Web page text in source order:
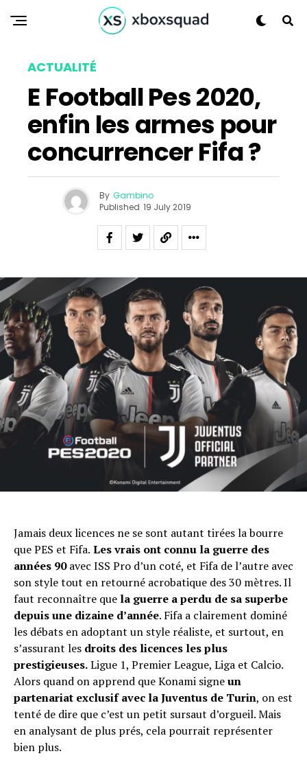
ACTUALITÉ
E Football Pes 2020,
enfin les armes pour
concurrencer Fifa ?
By Gambino
Published 19 July 2019
Jamais deux licences ne se sont autant tirées la bourre
que PES et Fifa. Les vrais ont connu la guerre des
années 90avec ISS Pro d’un coté, et Fifa de l’autre avec
son style tout en retourné acrobatique des 30 mètres. Il
faut reconnaître que la guerre a perdu de sa superbe
depuis une dizaine d’année. Fifa a clairement dominé
les débats en adoptant un style réaliste, et surtout, en
s’assurant les droits des licences les plus
prestigieuses.Ligue 1, Premier League, Liga et Calcio.
Alors quand on apprend que Konami signeun
partenariat exclusif avec la Juventus de Turin, on est
tenté de dire que c’est un petit sursaut d’orgueil. Mais
en analysant de plus prés, cela pourrait représenter
bien plus.
Reddit
Pinterest
Whatsapp
Email